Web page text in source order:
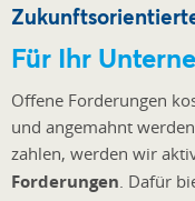
Für Ihr
Offene Forderungen
und angemahnt
zahlen, werden wir
Forderungen . Dafür